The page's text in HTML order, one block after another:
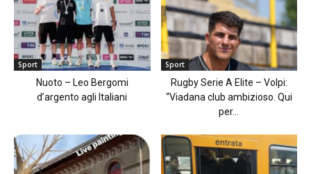
Sport
Nuoto – Leo Bergomi
d’argento agli Italiani
Sport
Rugby Serie A Elite – Volpi:
“Viadana club ambizioso. Qui
per...